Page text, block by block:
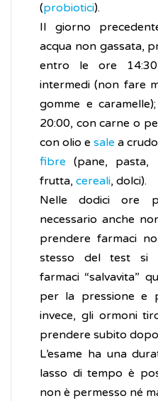
(probiotici).
Il giorno
acqua non gassata,
entro le ore
intermedi (non fare
gomme e
20:00, con carne o
con olio e sale a
fibre (pane, pasta,
frutta, cereali, dolci).
Nelle dodici ore
necessario anche
prendere farmaci
stesso del test si
farmaci “salvavita”
per la pressione e
invece, gli ormoni
prendere subito
L’esame ha una
lasso di tempo è
non è permesso né